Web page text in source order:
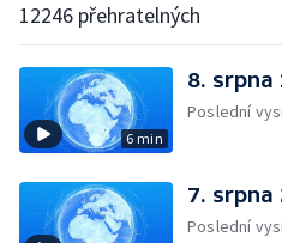
12246 přehratelných
6 min
8. srpna
Poslední
7. srpna
Poslední